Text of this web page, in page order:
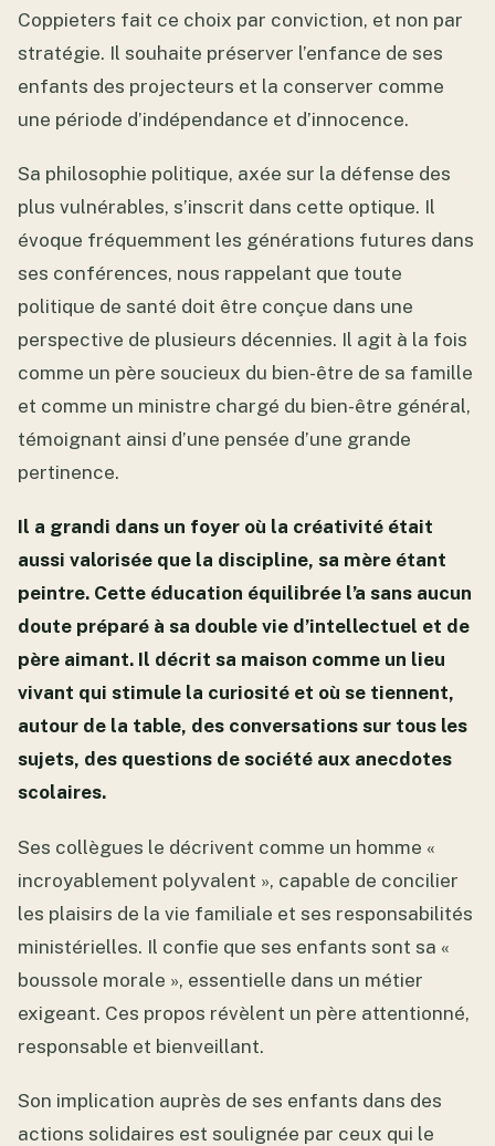
Coppieters fait ce choix par conviction, et non par
stratégie. Il souhaite préserver l’enfance de ses
enfants des projecteurs et la conserver comme
une période d’indépendance et d’innocence.
Sa philosophie politique, axée sur la défense des
plus vulnérables, s’inscrit dans cette optique. Il
évoque fréquemment les générations futures dans
ses conférences, nous rappelant que toute
politique de santé doit être conçue dans une
perspective de plusieurs décennies. Il agit à la fois
comme un père soucieux du bien-être de sa famille
et comme un ministre chargé du bien-être général,
témoignant ainsi d’une pensée d’une grande
pertinence.
Il a grandi dans un foyer où la créativité était
aussi valorisée que la discipline, sa mère étant
peintre. Cette éducation équilibrée l’a sans aucun
doute préparé à sa double vie d’intellectuel et de
père aimant. Il décrit sa maison comme un lieu
vivant qui stimule la curiosité et où se tiennent,
autour de la table, des conversations sur tous les
sujets, des questions de société aux anecdotes
scolaires.
Ses collègues le décrivent comme un homme «
incroyablement polyvalent », capable de concilier
les plaisirs de la vie familiale et ses responsabilités
ministérielles. Il confie que ses enfants sont sa «
boussole morale », essentielle dans un métier
exigeant. Ces propos révèlent un père attentionné,
responsable et bienveillant.
Son implication auprès de ses enfants dans des
actions solidaires est soulignée par ceux qui le